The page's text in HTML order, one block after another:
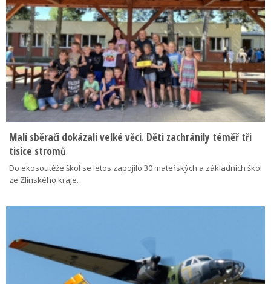
Malí sběrači dokázali velké věci. Děti zachránily téměř tři
tisíce stromů
Do ekosoutěže škol se letos zapojilo 30 mateřských a základních škol
ze Zlínského kraje.